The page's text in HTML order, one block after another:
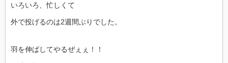
いろいろ、忙しくて
外で投げるのは2週間ぶりでした。
羽を伸ばしてやるぜぇぇ！！